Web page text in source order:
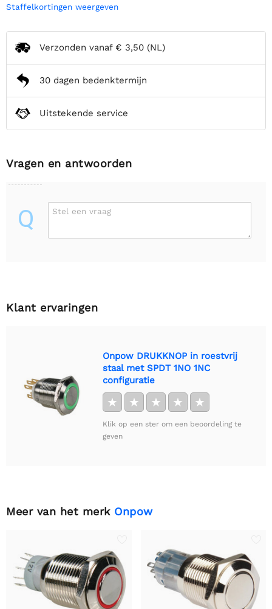
Staffelkortingen weergeven
Verzonden vanaf € 3,50 (NL)
30 dagen bedenktermijn
Uitstekende service
Vragen en antwoorden
Q Stel een vraag
Klant ervaringen
Onpow DRUKKNOP in roestvrij
staal met SPDT 1NO 1NC
configuratie
★ ★ ★ ★ ★
Klik op een ster om een beoordeling te
geven
Meer van het merk Onpow